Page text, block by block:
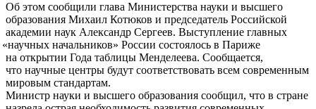
Об этом сообщили глава Министерства науки и высшего
образования Михаил Котюков и председатель Российской
академии наук Александр Сергеев. Выступление главных
«научных начальников» России состоялось в Париже
на открытии Года таблицы Менделеева. Сообщается,
что научные центры будут соответствовать всем современным
мировым стандартам.
Министр науки и высшего образования сообщил, что в стране